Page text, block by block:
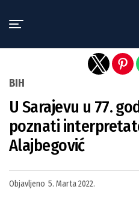
BIH
U Sarajevu u 77.
poznati
Alajbegović
Objavljeno 5. Marta 2022.